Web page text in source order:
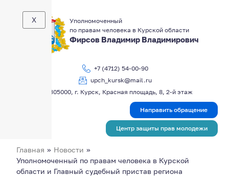
Уполномоченный
по правам человека в Курской области
Фирсов Владимир Владимирович
+7 (4712) 54-00-90
upch_kursk@mail.ru
305000, г. Курск, Красная площадь, 8, 2-й этаж
X
Направить обращение
Центр защиты прав молодежи
Главная » Новости »
Уполномоченный по правам человека в Курской
области и Главный судебный пристав региона